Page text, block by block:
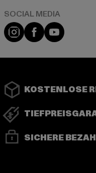
Instagram
FacebookYouTube
KOSTENLOSE
SICHERE